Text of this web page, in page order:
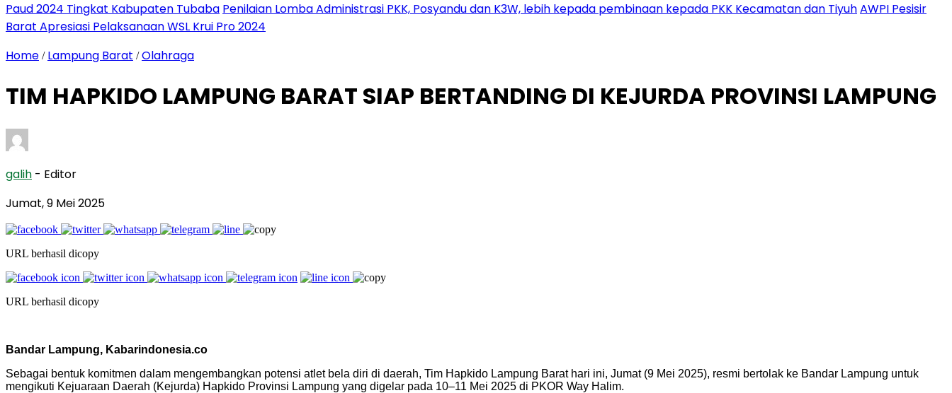
Paud 2024 Tingkat Kabupaten Tubaba Penilaian Lomba Administrasi PKK, Posyandu dan K3W, lebih kepada pembinaan kepada PKK Kecamatan dan TiyuhAWPI Pesisir
Barat Apresiasi Pelaksanaan WSL Krui Pro 2024
Home / Lampung Barat /Olahraga
TIM HAPKIDO LAMPUNG BARAT SIAP BERTANDING DI KEJURDA PROVINSI LAMPUNG
galih - Editor
Jumat, 9 Mei 2025
URL berhasil dicopy
URL berhasil dicopy
Bandar Lampung, Kabarindonesia.co
Sebagai bentuk komitmen dalam mengembangkan potensi atlet bela diri di daerah, Tim Hapkido Lampung Barat hari ini, Jumat (9 Mei 2025), resmi bertolak ke Bandar Lampung untuk
mengikuti Kejuaraan Daerah (Kejurda) Hapkido Provinsi Lampung yang digelar pada 10–11 Mei 2025 di PKOR Way Halim.